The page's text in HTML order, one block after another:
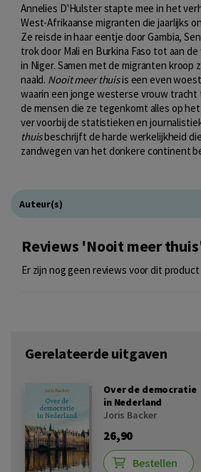
Annelies D'Hulster stapte mee in het
West-Afrikaanse migranten die jaarlijks
Ze reisde in haar eentje door Gambia,
trok door Mali en Burkina Faso tot aan
in Niger. Samen met de migranten kroop
naald. Nooit meer thuisis een even
waarin een jonge westerse vrouw tracht
de mensen die ze tegenkomt alles op
ver voorbij de statistieken en
thuisbeschrijft de harde werkelijkheid
zandwegen van het donkere continent
Auteur(s)
Reviews 'Nooit meer
Er zijn nog geen reviews voor dit product
Gerelateerde uitgaven
Over de democratie
in Nederland
Joris Backer
26,90
Bestellen